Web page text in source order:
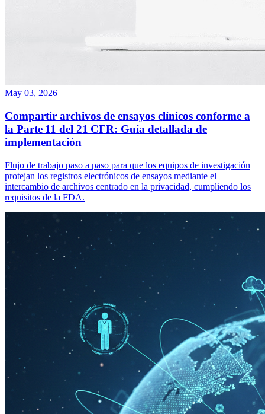
May 03, 2026
Compartir archivos de ensayos clínicos conforme a
la Parte 11 del 21 CFR: Guía detallada de
implementación
Flujo de trabajo paso a paso para que los equipos de investigación
protejan los registros electrónicos de ensayos mediante el
intercambio de archivos centrado en la privacidad, cumpliendo los
requisitos de la FDA.